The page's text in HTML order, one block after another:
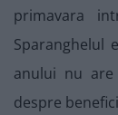
primavara
Sparanghelul
anului nu
despre